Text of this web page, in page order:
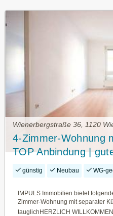
Wienerbergstraße 36, 1120
4-Zimmer-Wohnung
TOP Anbindung |
zentral begehbar
günstig Neubau WG-
IMPULS Immobilien bietet
Zimmer-Wohnung mit separater
tauglichHERZLICH